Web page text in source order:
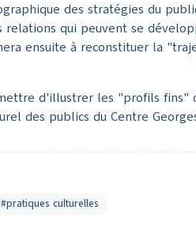
des stratégies du
qui peuvent se
ensuite à reconstituer la
d'illustrer les "profils fins"
des publics du Centre
#pratiques culturelles